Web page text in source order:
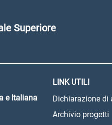
Superiore
e Italiana
LINK UTILI
Dichiarazione di
Archivio progetti